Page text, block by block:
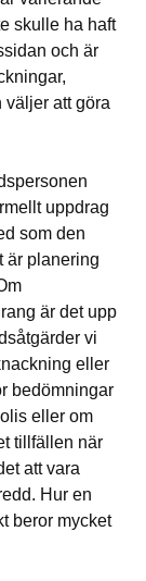
skulle ha haft
och är
väljer att göra
uppdrag
som den
är planering
är det upp
vi
eller
bedömningar
eller om
tillfällen när
att vara
Hur en
beror mycket